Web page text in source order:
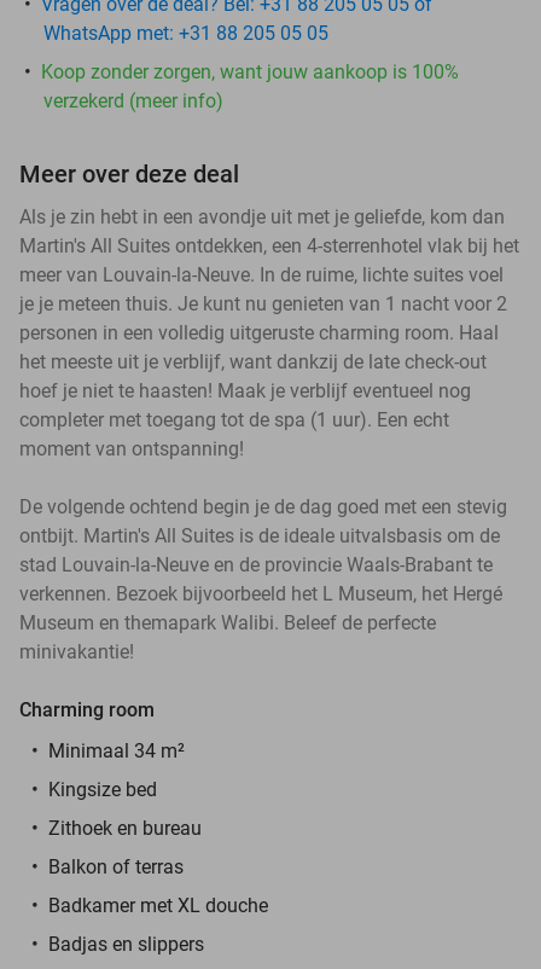
WhatsApp met: +31 88 205 05 05
Koop zonder zorgen, want jouw aankoop is 100%
verzekerd (meer info)
Meer over deze deal
Als je zin hebt in een avondje uit met je geliefde, kom dan
Martin's All Suites ontdekken, een 4-sterrenhotel vlak bij het
meer van Louvain-la-Neuve. In de ruime, lichte suites voel
je je meteen thuis. Je kunt nu genieten van 1 nacht voor 2
personen in een volledig uitgeruste charming room. Haal
het meeste uit je verblijf, want dankzij de late check-out
hoef je niet te haasten! Maak je verblijf eventueel nog
completer met toegang tot de spa (1 uur). Een echt
moment van ontspanning!
De volgende ochtend begin je de dag goed met een stevig
ontbijt. Martin's All Suites is de ideale uitvalsbasis om de
stad Louvain-la-Neuve en de provincie Waals-Brabant te
verkennen. Bezoek bijvoorbeeld het L Museum, het Hergé
Museum en themapark Walibi. Beleef de perfecte
minivakantie!
Charming room
Minimaal 34 m²
Kingsize bed
Zithoek en bureau
Balkon of terras
Badkamer met XL douche
Badjas en slippers